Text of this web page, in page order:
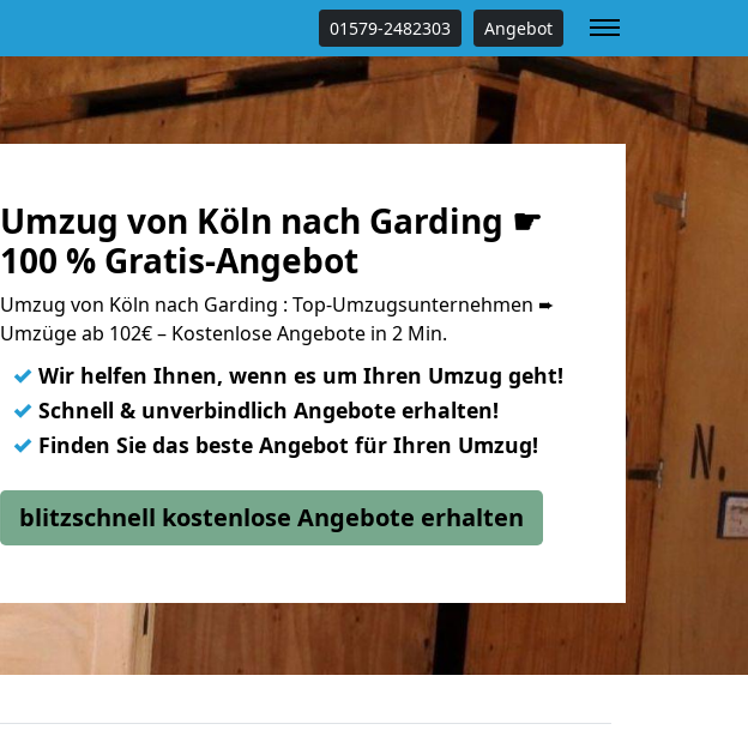
01579-2482303 Angebot
Umzug von Köln nach Garding ☛
100 % Gratis-Angebot
Umzug von Köln nach Garding : Top-Umzugsunternehmen ➨
Umzüge ab 102€ – Kostenlose Angebote in 2 Min.
✓ Wir helfen Ihnen, wenn es um Ihren Umzug geht!
✓ Schnell & unverbindlich Angebote erhalten!
✓ Finden Sie das beste Angebot für Ihren Umzug!
blitzschnell kostenlose Angebote erhalten